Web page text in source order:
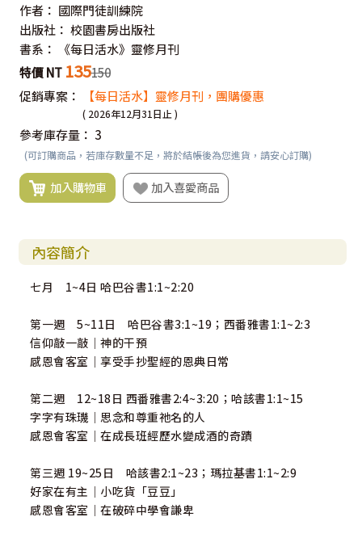
作者： 國際門徒訓練院
出版社： 校園書房出版社
書系：
《每日活水》靈修月刊
特價 NT 135150
促銷專案：
【每日活水】靈修月刊，團購優惠
( 2026年12月31日止 )
參考庫存量： 3
(可訂購商品，若庫存數量不足，將於結帳後為您進貨，請安心訂購)
加入購物車 加入喜愛商品
內容簡介
七月 1~4日 哈巴谷書1:1~2:20
第一週 5~11日 哈巴谷書3:1~19；西番雅書1:1~2:3
信仰敲一敲｜神的干預
感恩會客室｜享受手抄聖經的恩典日常
第二週 12~18日 西番雅書2:4~3:20；哈該書1:1~15
字字有珠璣｜思念和尊重祂名的人
感恩會客室｜在成長班經歷水變成酒的奇蹟
第三週 19~25日 哈該書2:1~23；瑪拉基書1:1~2:9
好家在有主｜小吃貨「豆豆」
感恩會客室｜在破碎中學會謙卑